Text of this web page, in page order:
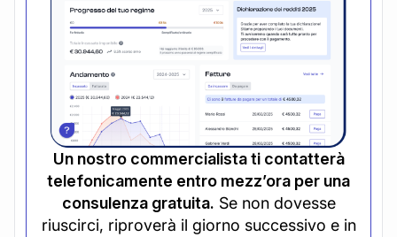
Un nostro commercialista ti contatterà
telefonicamente entro mezz’ora per una
consulenza gratuita. Se non dovesse
riuscirci, riproverà il giorno successivo e in